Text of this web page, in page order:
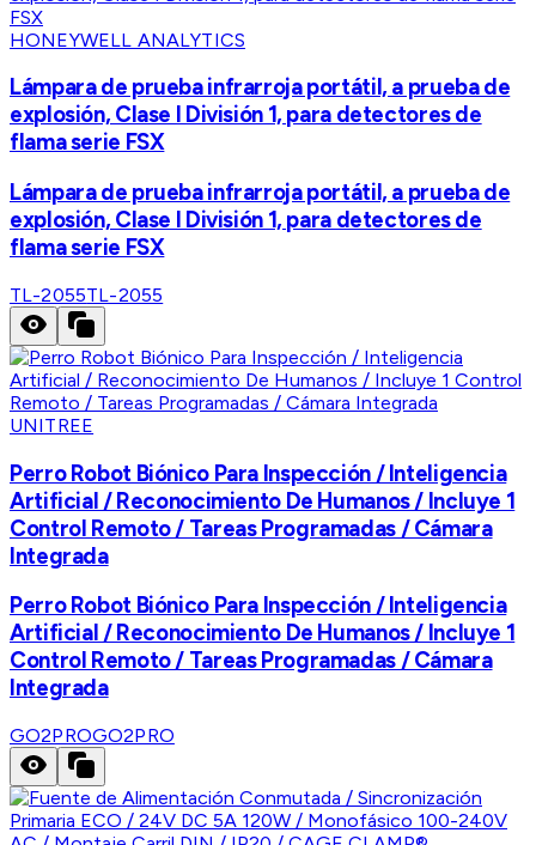
HONEYWELL ANALYTICS
Lámpara de prueba infrarroja portátil, a prueba de
explosión, Clase I División 1, para detectores de
flama serie FSX
Lámpara de prueba infrarroja portátil, a prueba de
explosión, Clase I División 1, para detectores de
flama serie FSX
TL-2055TL-2055
UNITREE
Perro Robot Biónico Para Inspección / Inteligencia
Artificial / Reconocimiento De Humanos / Incluye 1
Control Remoto / Tareas Programadas / Cámara
Integrada
Perro Robot Biónico Para Inspección / Inteligencia
Artificial / Reconocimiento De Humanos / Incluye 1
Control Remoto / Tareas Programadas / Cámara
Integrada
GO2PROGO2PRO